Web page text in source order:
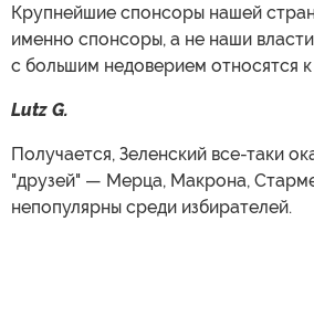
Крупнейшие спонсоры нашей
именно спонсоры, а не наши
с большим недоверием относятся
Lutz G.
Получается, Зеленский все-таки
"друзей" — Мерца, Макрона,
непопулярны среди избирателей.